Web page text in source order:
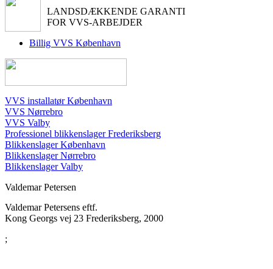
LANDSDÆKKENDE GARANTI
FOR VVS-ARBEJDER
Billig VVS København
VVS installatør København
VVS Nørrebro
VVS Valby
Professionel blikkenslager Frederiksberg
Blikkenslager København
Blikkenslager Nørrebro
Blikkenslager Valby
Valdemar Petersens eftf.
Kong Georgs vej 23 Frederiksberg, 2000
;